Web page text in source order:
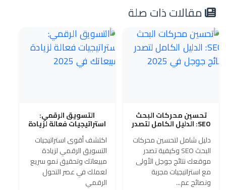
مقالات ذات صلة
تحسين محركات البحث
SEO: الدليل الكامل لتصدر
نتائج جوجل في 2025
دليل شامل لتحسين محركات
البحث SEO وكيفية تصدر
موقعك نتائج جوجل الأولى
مع استراتيجيات مجربة
ونصائح عم...
التسويق الرقمي:
استراتيجيات فعالة لزيادة
مبيعاتك في 2025
اكتشف أقوى استراتيجيات
التسويق الرقمي لزيادة
مبيعاتك وتحقيق نمو سريع
لعملك في عصر التحول
الرقمي